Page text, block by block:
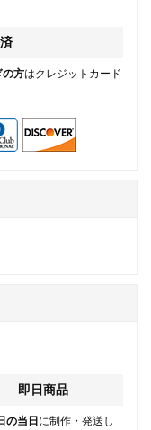
の方はクレジットカード
即日商品
の当日 に制作・発送し